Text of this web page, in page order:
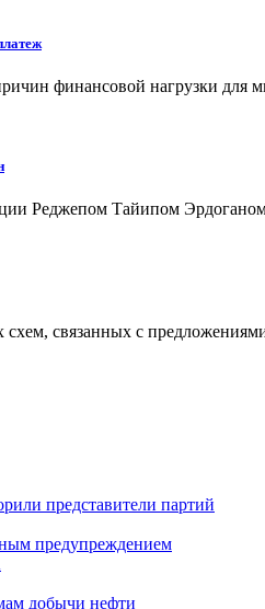
финансовой нагрузки для
Реджепом Тайипом
связанных с
представители партий
предупреждением
добычи нефти